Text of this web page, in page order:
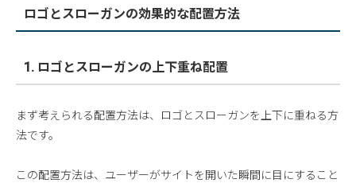
ロゴとスローガンの効果的な配置方法
1. ロゴとスローガンの上下重ね配置
まず考えられる配置方法は、ロゴとスローガンを上下に重ねる方
法です。
この配置方法は、ユーザーがサイトを開いた瞬間に目にすること